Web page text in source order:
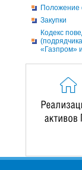
Положение
Закупки
Кодекс
«Газпром»